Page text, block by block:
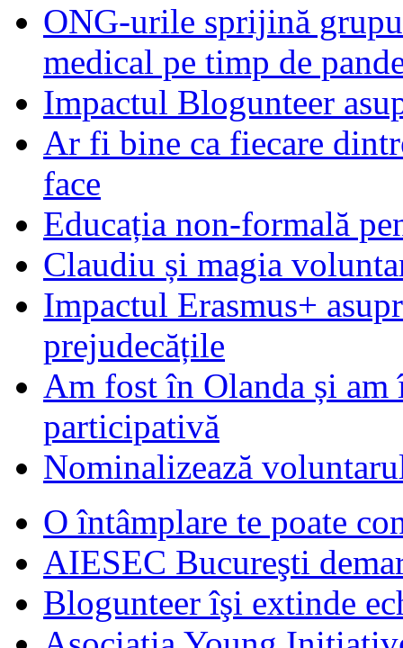
ONG-urile sprijină
medical pe timp de
Impactul Blogunteer
Ar fi bine ca fiecare
face
Educația non-formală
Claudiu și magia
Impactul Erasmus+
prejudecățile
Am fost în Olanda și am
participativă
Nominalizează
O întâmplare te poate
AIESEC Bucureşti
Blogunteer îşi extinde